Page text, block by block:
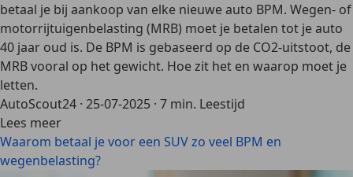
betaal je bij aankoop van elke nieuwe auto BPM. Wegen- of
motorrijtuigenbelasting (MRB) moet je betalen tot je auto
40 jaar oud is. De BPM is gebaseerd op de CO2-uitstoot, de
MRB vooral op het gewicht. Hoe zit het en waarop moet je
letten.
AutoScout24 · 25-07-2025 · 7 min. Leestijd
Lees meer
Waarom betaal je voor een SUV zo veel BPM en
wegenbelasting?